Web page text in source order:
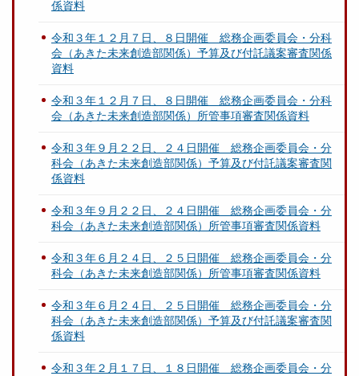
係資料
令和３年１２月７日、８日開催 総務企画委員会・分科
会（あきた未来創造部関係）予算及び付託議案審査関係
資料
令和３年１２月７日、８日開催 総務企画委員会・分科
会（あきた未来創造部関係）所管事項審査関係資料
令和３年９月２２日、２４日開催 総務企画委員会・分
科会（あきた未来創造部関係）予算及び付託議案審査関
係資料
令和３年９月２２日、２４日開催 総務企画委員会・分
科会（あきた未来創造部関係）所管事項審査関係資料
令和３年６月２４日、２５日開催 総務企画委員会・分
科会（あきた未来創造部関係）所管事項審査関係資料
令和３年６月２４日、２５日開催 総務企画委員会・分
科会（あきた未来創造部関係）予算及び付託議案審査関
係資料
令和３年２月１７日、１８日開催 総務企画委員会・分